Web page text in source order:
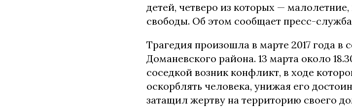
детей, четверо из которых —
свободы. Об этом сообщает пресс-
Трагедия произошла в марте 2017 года в
Доманевского района. 13 марта около
соседкой возник конфликт, в ходе
оскорблять человека, унижая его
затащил жертву на территорию своего